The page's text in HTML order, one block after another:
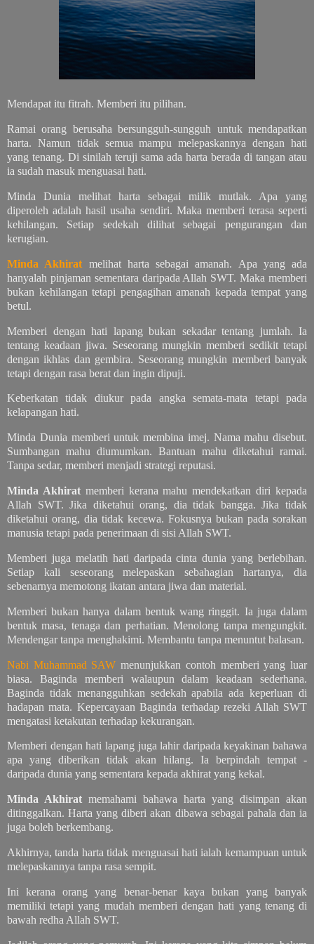
Mendapat itu fitrah. Memberi itu pilihan.
Ramai orang berusaha bersungguh-sungguh untuk mendapatkan
harta. Namun tidak semua mampu melepaskannya dengan hati
yang tenang. Di sinilah teruji sama ada harta berada di tangan atau
ia sudah masuk menguasai hati.
Minda Dunia melihat harta sebagai milik mutlak. Apa yang
diperoleh adalah hasil usaha sendiri. Maka memberi terasa seperti
kehilangan. Setiap sedekah dilihat sebagai pengurangan dan
kerugian.
Minda Akhirat melihat harta sebagai amanah. Apa yang ada
hanyalah pinjaman sementara daripada Allah SWT. Maka memberi
bukan kehilangan tetapi pengagihan amanah kepada tempat yang
betul.
Memberi dengan hati lapang bukan sekadar tentang jumlah. Ia
tentang keadaan jiwa. Seseorang mungkin memberi sedikit tetapi
dengan ikhlas dan gembira. Seseorang mungkin memberi banyak
tetapi dengan rasa berat dan ingin dipuji.
Keberkatan tidak diukur pada angka semata-mata tetapi pada
kelapangan hati.
Minda Dunia memberi untuk membina imej. Nama mahu disebut.
Sumbangan mahu diumumkan. Bantuan mahu diketahui ramai.
Tanpa sedar, memberi menjadi strategi reputasi.
Minda Akhiratmemberi kerana mahu mendekatkan diri kepada
Allah SWT. Jika diketahui orang, dia tidak bangga. Jika tidak
diketahui orang, dia tidak kecewa. Fokusnya bukan pada sorakan
manusia tetapi pada penerimaan di sisi Allah SWT.
Memberi juga melatih hati daripada cinta dunia yang berlebihan.
Setiap kali seseorang melepaskan sebahagian hartanya, dia
sebenarnya memotong ikatan antara jiwa dan material.
Memberi bukan hanya dalam bentuk wang ringgit. Ia juga dalam
bentuk masa, tenaga dan perhatian. Menolong tanpa mengungkit.
Mendengar tanpa menghakimi. Membantu tanpa menuntut balasan.
Nabi Muhammad SAW menunjukkan contoh memberi yang luar
biasa. Baginda memberi walaupun dalam keadaan sederhana.
Baginda tidak menangguhkan sedekah apabila ada keperluan di
hadapan mata. Kepercayaan Baginda terhadap rezeki Allah SWT
mengatasi ketakutan terhadap kekurangan.
Memberi dengan hati lapang juga lahir daripada keyakinan bahawa
apa yang diberikan tidak akan hilang. Ia berpindah tempat -
daripada dunia yang sementara kepada akhirat yang kekal.
Minda Akhirat memahami bahawa harta yang disimpan akan
ditinggalkan. Harta yang diberi akan dibawa sebagai pahala dan ia
juga boleh berkembang.
Akhirnya, tanda harta tidak menguasai hati ialah kemampuan untuk
melepaskannya tanpa rasa sempit.
Ini kerana orang yang benar-benar kaya bukan yang banyak
memiliki tetapi yang mudah memberi dengan hati yang tenang di
bawah redha Allah SWT.